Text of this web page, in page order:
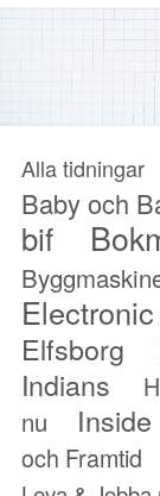
Alla tidningar
Baby och
bif
Elfsborg
Indians
nu
och Framtid